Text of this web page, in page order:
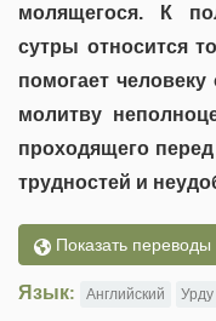
молящегося. К
сутры относится
помогает человеку
молитву
проходящего
трудностей и
Показать переводы
Язык: Английский Урду